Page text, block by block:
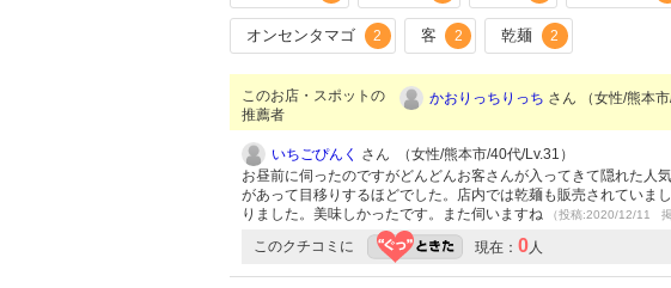
オンセンタマゴ 2 客 2 乾麺 2
このお店・スポットの
推薦者
かおりっちりっち さん （女性/熊本
いちごぴんく さん （女性/熊本市/40代/Lv.31）
お昼前に伺ったのですがどんどんお客さんが入ってきて隠れた人
があって目移りするほどでした。店内では乾麺も販売されていま
りました。美味しかったです。また伺いますね
（投稿:2020/12/11
このクチコミに 現在： 0人